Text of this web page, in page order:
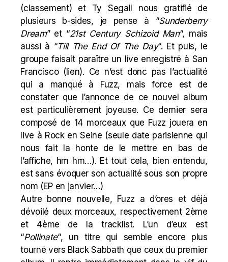
(classement) et Ty Segall nous gratifié de
plusieurs b-sides, je pense à “Sunderberry
Dream” et “21st Century Schizoid Man“, mais
aussi à “Till The End Of The Day“. Et puis, le
groupe faisait paraître un live enregistré à San
Francisco ( lien). Ce n’est donc pas l’actualité
qui a manqué à Fuzz, mais force est de
constater que l’annonce de ce nouvel album
est particulièrement joyeuse. Ce dernier sera
composé de 14 morceaux que Fuzz jouera en
live à Rock en Seine (seule date parisienne qui
nous fait la honte de le mettre en bas de
l’affiche, hm hm…). Et tout cela, bien entendu,
est sans évoquer son actualité sous son propre
nom (EP en janvier…)
Autre bonne nouvelle, Fuzz a d’ores et déjà
dévoilé deux morceaux, respectivement 2ème
et 4ème de la tracklist. L’un d’eux est
“Pollinate“, un titre qui semble encore plus
tourné vers Black Sabbath que ceux du premier